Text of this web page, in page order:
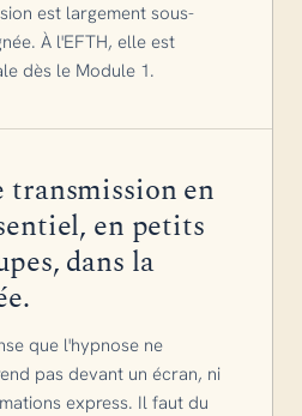
est largement sous-
À l'EFTH, elle est
dès le Module 1.
transmission en
en petits
dans la
que l'hypnose ne
pas devant un écran, ni
express. Il faut du